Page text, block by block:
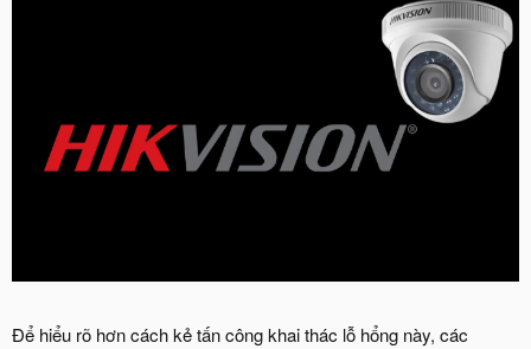
Để hiểu rõ hơn cách kẻ tấn công khai thác lỗ hổng này, các